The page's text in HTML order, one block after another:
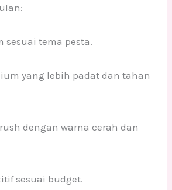
sesuai tema pesta.
yang lebih padat dan tahan
dengan warna cerah dan
sesuai budget.